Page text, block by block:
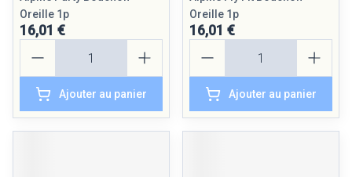
Oreille 1p
16,01 €
Ajouter au panier
Oreille 1p
16,01 €
Ajouter au panier